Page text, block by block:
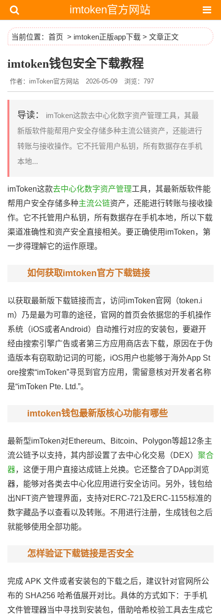
imtoken官方网站
当前位置： 首页 > imtoken正版app下载 > 文章正文
imtoken钱包安全下载教程
作者：imToken官方网站 2026-05-09 浏览：797
导读：
imToken这款去中心化数字资产管理工具，其最
新版软件能帮用户安全存储多种主流公链资产，还能进行
转账与接收操作。它不托管用户私钥，所有数据存在手机
本地...
imToken这款去中心化数字资产管理工具，其最新版软件能
帮用户安全存储多种主流公链资产，还能进行转账与接收操
作。它不托管用户私钥，所有数据存在手机本地，所以下载
渠道准确性和资产安全直接相关。要正确使用imToken，第
一步得理解它的运作原理。
如何获取imtoken官方下载链接
以获取最新版下载链接而言，访问imToken官网（token.i
m）乃是最为可靠的途径，官网的首页会依据您的手机操作
系统（iOS或者Android）自动推行对应的安装包，要避开
经由搜索引擎广告或者第三方应用商店去下载，原因在于伪
造版本有窃取助记词的可能，iOS用户也能够于海外App St
ore搜索“imToken”寻觅到官方应用，需留意核对开发者名称
是“imToken Pte. Ltd.”。
imtoken钱包最新版核心功能有哪些
最新型imToken对Ethereum、Bitcoin、Polygon等超12条主
流公链予以支持，其内部设置了去中心化交易（DEX） 聚合
器，这便于用户直接达成链上兑换。它还整合了DApp浏览
器，能够对各类去中心化应用进行安全访问。另外，钱包给
出NFT资产管理界面，支持对ERC-721及ERC-1155标准的
数字藏品予以查看以及转账。不用进行注册，生成钱包之后
就能够使用全部功能。
怎样验证下载链接是否安全
完成 APK 文件或者安装包的下载之后，建议针对官网所公
布的 SHA256 哈希值展开对比。具体的方式如下：于手机
文件管理器当中寻找到安装包，借助哈希校验工具去生成它